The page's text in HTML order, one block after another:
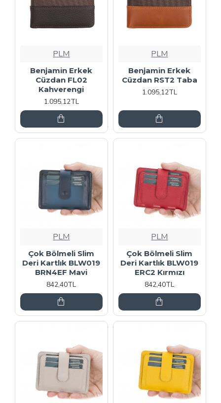
PLM
Benjamin Erkek
Cüzdan FL02
Kahverengi
1.095,12TL
PLM
Benjamin Erkek
Cüzdan RST2 Taba
1.095,12TL
PLM
Çok Bölmeli Slim
Deri Kartlık BLW019
BRN4EF Mavi
842,40TL
PLM
Çok Bölmeli Slim
Deri Kartlık BLW019
ERC2 Kırmızı
842,40TL